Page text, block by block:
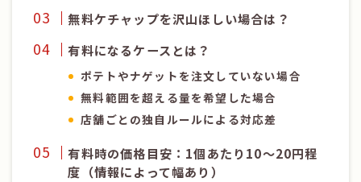
無料ケチャップを沢山ほしい場合は？
有料になるケースとは？
ポテトやナゲットを注文していない場合
無料範囲を超える量を希望した場合
店舗ごとの独自ルールによる対応差
有料時の価格目安：1個あたり10〜20円程
度（情報によって幅あり）